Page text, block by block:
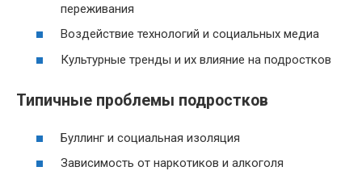
переживания
Воздействие технологий и социальных медиа
Культурные тренды и их влияние на подростков
Типичные проблемы подростков
Буллинг и социальная изоляция
Зависимость от наркотиков и алкоголя